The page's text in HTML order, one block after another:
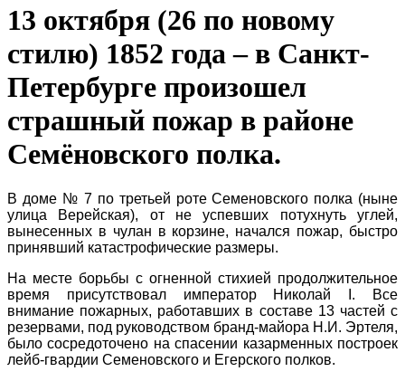
13 октября (26 по новому
стилю) 1852 года – в Санкт-
Петербурге произошел
страшный пожар в районе
Семёновского полка.
В доме № 7 по третьей роте Семеновского полка (ныне
улица Верейская), от не успевших потухнуть углей,
вынесенных в чулан в корзине, начался пожар, быстро
принявший катастрофические размеры.
На месте борьбы с огненной стихией продолжительное
время присутствовал император Николай I. Все
внимание пожарных, работавших в составе 13 частей с
резервами, под руководством бранд-майора Н.И. Эртеля,
было сосредоточено на спасении казарменных построек
лейб-гвардии Семенов­ского и Егерского полков.